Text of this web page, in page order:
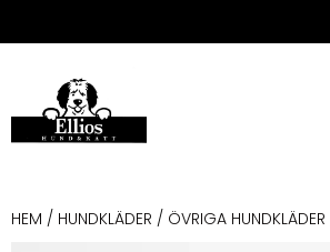
HEM / HUNDKLÄDER / ÖVRIGA HUNDKLÄDER